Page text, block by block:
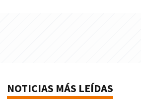
NOTICIAS MÁS LEÍDAS